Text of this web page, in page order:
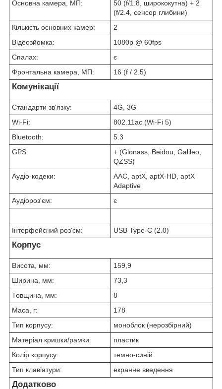
Основна камера, МП:
50 (f/1.8, ширококутна) + 2
(f/2.4, сенсор глибини)
Кількість основних камер:
2
Відеозйомка:
1080p @ 60fps
Спалах:
є
Фронтальна камера, МП:
16 (f / 2.5)
Комунікації
Стандарти зв'язку:
4G, 3G
Wi-Fi:
802.11ac (Wi-Fi 5)
Bluetooth:
5.3
GPS:
+ (Glonass, Beidou, Galileo,
QZSS)
Аудіо-кодеки:
AAC, aptX, aptX-HD, aptX
Adaptive
Аудіороз'єм:
є
Інтерфейсний роз'єм: USB Type-C (2.0)
Корпус
Висота, мм:
159,9
Ширина, мм:
73,3
Товщина, мм:
8
Маса, г:
178
Тип корпусу:
моноблок (нерозбірний)
Матеріал кришки/рамки:
пластик
Колір корпусу:
темно-синій
Тип клавіатури:
екранне введення
Додатково